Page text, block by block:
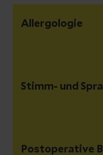
Allergologie
Stimm- und
Postoperative